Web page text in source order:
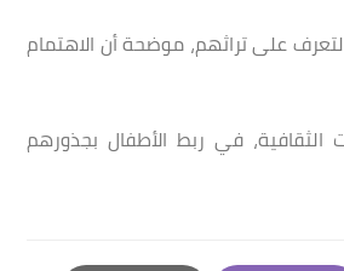
على تراثهم، موضحة أن الاهتمام
في ربط الأطفال بجذورهم